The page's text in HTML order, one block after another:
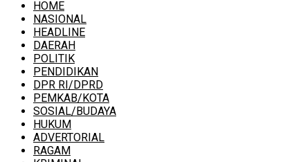
HOME
NASIONAL
HEADLINE
DAERAH
POLITIK
PENDIDIKAN
DPR RI/DPRD
PEMKAB/KOTA
SOSIAL/BUDAYA
HUKUM
ADVERTORIAL
RAGAM